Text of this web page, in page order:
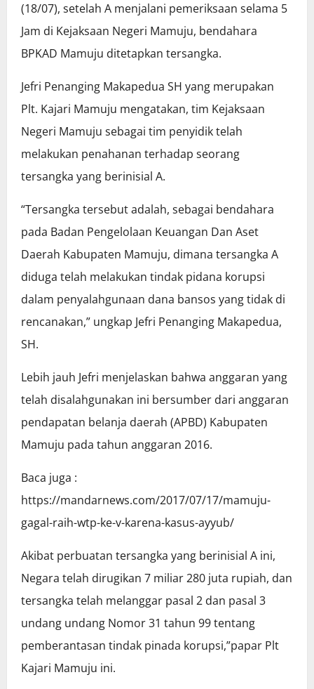
(18/07), setelah A menjalani pemeriksaan selama 5
Jam di Kejaksaan Negeri Mamuju, bendahara
BPKAD Mamuju ditetapkan tersangka.
Jefri Penanging Makapedua SH yang merupakan
Plt. Kajari Mamuju mengatakan, tim Kejaksaan
Negeri Mamuju sebagai tim penyidik telah
melakukan penahanan terhadap seorang
tersangka yang berinisial A.
“Tersangka tersebut adalah, sebagai bendahara
pada Badan Pengelolaan Keuangan Dan Aset
Daerah Kabupaten Mamuju, dimana tersangka A
diduga telah melakukan tindak pidana korupsi
dalam penyalahgunaan dana bansos yang tidak di
rencanakan,” ungkap Jefri Penanging Makapedua,
SH.
Lebih jauh Jefri menjelaskan bahwa anggaran yang
telah disalahgunakan ini bersumber dari anggaran
pendapatan belanja daerah (APBD) Kabupaten
Mamuju pada tahun anggaran 2016.
Baca juga :
https://mandarnews.com/2017/07/17/mamuju-
gagal-raih-wtp-ke-v-karena-kasus-ayyub/
Akibat perbuatan tersangka yang berinisial A ini,
Negara telah dirugikan 7 miliar 280 juta rupiah, dan
tersangka telah melanggar pasal 2 dan pasal 3
undang undang Nomor 31 tahun 99 tentang
pemberantasan tindak pinada korupsi,”papar Plt
Kajari Mamuju ini.